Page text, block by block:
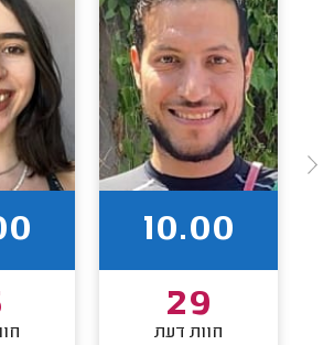
10.00
29
חוות דעת